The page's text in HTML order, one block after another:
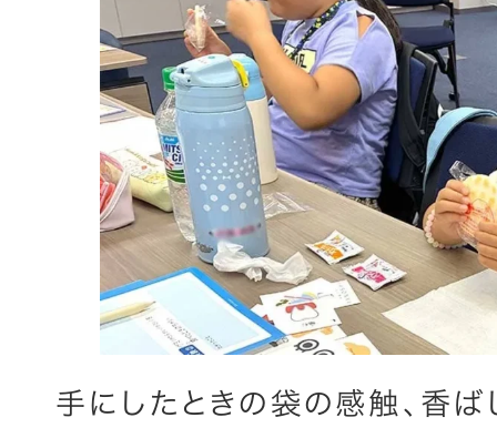
手にしたときの袋の感触、香ば